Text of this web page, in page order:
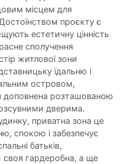
місцем для
проєкту є
естетичну цінність
сполучення
житлової зони
їдальню і
островом,
доповнена розташованою
дверима.
приватна зона це
спокою і забезпечує
батьків,
своя гардеробна, а ще